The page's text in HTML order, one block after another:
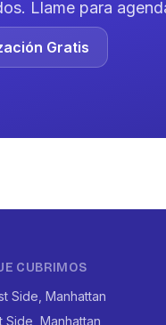
Llame para
Gratis
CUBRIMOS
Side, Manhattan
Side, Manhattan